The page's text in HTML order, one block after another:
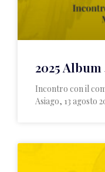
2025 Album
Incontro con il
Asiago, 13 agosto